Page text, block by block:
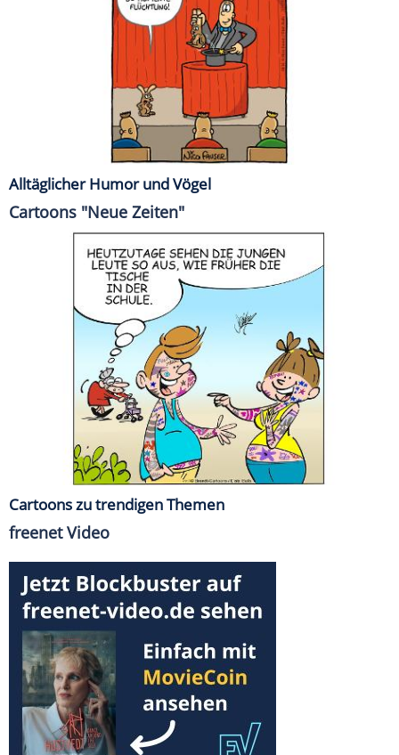
Alltäglicher Humor und Vögel
Cartoons "Neue Zeiten"
Cartoons zu trendigen Themen
freenet Video